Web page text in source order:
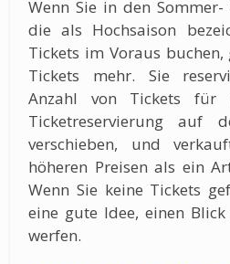
Wenn Sie in den
die als Hochsaison
Tickets im Voraus
Tickets mehr. Sie
Anzahl von Tickets für
Ticketreservierung auf
verschieben, und
höheren Preisen als ein
Wenn Sie keine Tickets
eine gute Idee, einen
werfen.